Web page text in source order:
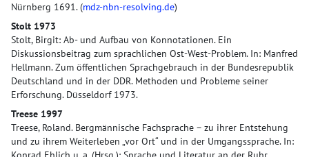
Nürnberg 1691. (mdz-nbn-resolving.de)
Stolt 1973
Stolt, Birgit: Ab- und Aufbau von Konnotationen. Ein
Diskussionsbeitrag zum sprachlichen Ost-West-Problem. In: Manfred
Hellmann. Zum öffentlichen Sprachgebrauch in der Bundesrepublik
Deutschland und in der DDR. Methoden und Probleme seiner
Erforschung. Düsseldorf 1973.
Treese 1997
Treese, Roland. Bergmännische Fachsprache – zu ihrer Entstehung
und zu ihrem Weiterleben „vor Ort“ und in der Umgangssprache. In: